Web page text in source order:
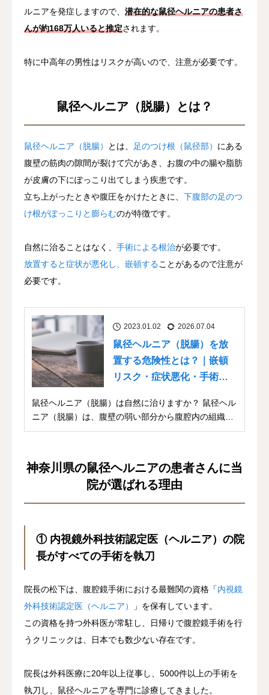
ルニアを発症しますので、 潜在的な鼠径ヘルニアの患者さ
んが約168万人いると推定されます。
特に中高年の男性はリスクが高いので、注意が必要です。
鼠径ヘルニア（脱腸）とは？
鼠径ヘルニア（脱腸） とは、 足のつけ根（鼠径部） にある
腹壁の筋肉の隙間が裂けて穴があき、お腹の中の腸や脂肪
が皮膚の下にぽっこり出てしまう疾患です。
立ち上がったときや腹圧をかけたときに、 下腹部の足のつ
け根がぽっこりと膨らむのが特徴です。
自然に治ることはなく、 手術による根治が必要です。
放置すると症状が悪化し、嵌頓することがあるので注意が
必要です。
2023.01.02 2026.07.04
鼠径ヘルニア（脱腸）を放
置する危険性とは？｜嵌頓
リスク・症状悪化・手術の
鼠径ヘルニア（脱腸）は自然に治りますか？ 鼠径ヘル
ニア（脱腸）は、腹壁の弱い部分から腹腔内の組織
（腸...
神奈川県の鼠径ヘルニアの患者さんに当
院が選ばれる理由
① 内視鏡外科技術認定医（ヘルニア）の院
長がすべての手術を執刀
院長の松下は、腹腔鏡手術における最難関の資格「内視鏡
外科技術認定医（ヘルニア）
」を保有しています。
この資格を持つ外科医が常駐し、日帰りで腹腔鏡手術を行
うクリニックは、日本でも数少ない存在です。
院長は外科医療に20年以上従事し、5000件以上の手術を
執刀し、鼠径ヘルニアを専門に診療してきました。